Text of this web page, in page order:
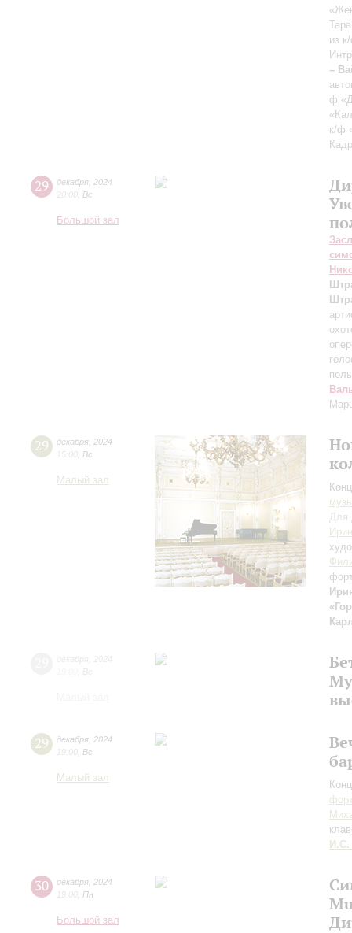
из
–
ф
к/ф
29 декабря 2024
20:00 Вс
Большой зал
29 декабря 2024
15:00 Вс
Малый зал
Для
29 декабря 2024
19:00 Вс
Малый зал
И.С.
30 декабря 2024
19:00 Пн
Большой зал